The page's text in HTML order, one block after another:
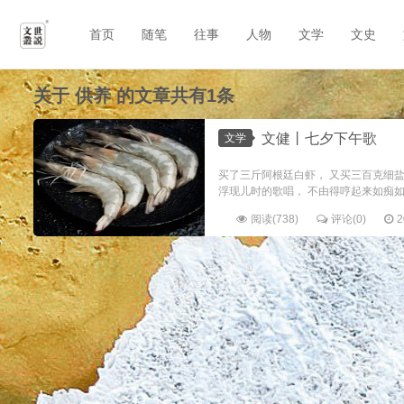
首页 随笔 往事 人物 文学 文史
关于供养的文章共有1条
文学 文健丨七夕下午歌
买了三斤阿根廷白虾， 又买三百克细
浮现儿时的歌唱， 不由得哼起来如痴
阅读(738) 评论(0)